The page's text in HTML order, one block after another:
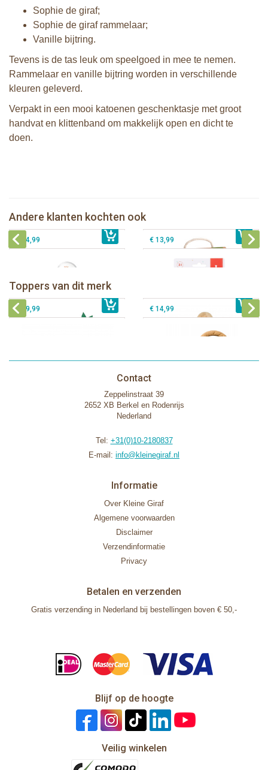
Sophie de giraf;
Sophie de giraf rammelaar;
Vanille bijtring.
Tevens is de tas leuk om speelgoed in mee te nemen.
Rammelaar en vanille bijtring worden in verschillende
kleuren geleverd.
Verpakt in een mooi katoenen geschenktasje met groot
handvat en klittenband om makkelijk open en dicht te
doen.
Andere klanten kochten ook
€ 10,99
Sophie de giraf zachte maracas
rammelaar in witte geschenkdoos
€ 14,99 € 13,99
Toppers van dit merk
Sophie de giraf Rollin' speelrol IEUF
€ 26,99
Sophie de giraf Baby Seat & Play
Sophie de giraf Activity Wheel
€ 39,99 € 14,99
Contact
Zeppelinstraat 39
2652 XB Berkel en Rodenrijs
Nederland
Tel: +31(0)10-2180837
E-mail: info@kleinegiraf.nl
Informatie
Over Kleine Giraf
Algemene voorwaarden
Disclaimer
Verzendinformatie
Privacy
Betalen en verzenden
Gratis verzending in Nederland bij bestellingen boven € 50,-
Blijf op de hoogte
Veilig winkelen